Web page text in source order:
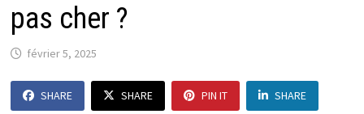
pas cher ?
février 5, 2025
SHARE SHARE PIN IT SHARE